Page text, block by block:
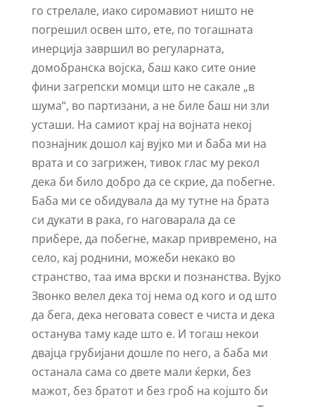
го стрелале, иако сиромавиот ништо не
погрешил освен што, ете, по тогашната
инерција завршил во регуларната,
домобранска војска, баш како сите оние
фини загрепски момци што не сакале „в
шума“, во партизани, а не биле баш ни зли
усташи. На самиот крај на војната некој
познајник дошол кај вујко ми и баба ми на
врата и со загрижен, тивок глас му рекол
дека би било добро да се скрие, да побегне.
Баба ми се обидувала да му тутне на брата
си дукати в рака, го наговарала да се
прибере, да побегне, макар привремено, на
село, кај роднини, можеби некако во
странство, таа има врски и познанства. Вујко
Звонко велел дека тој нема од кого и од што
да бега, дека неговата совест е чиста и дека
останува таму каде што е. И тогаш некои
двајца грубијани дошле по него, а баба ми
останала сама со двете мали ќерки, без
мажот, без братот и без гроб на којшто би